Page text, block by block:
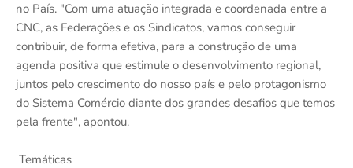
no País. "Com uma atuação integrada e coordenada entre a
CNC, as Federações e os Sindicatos, vamos conseguir
contribuir, de forma efetiva, para a construção de uma
agenda positiva que estimule o desenvolvimento regional,
juntos pelo crescimento do nosso país e pelo protagonismo
do Sistema Comércio diante dos grandes desafios que temos
pela frente", apontou.
Temáticas